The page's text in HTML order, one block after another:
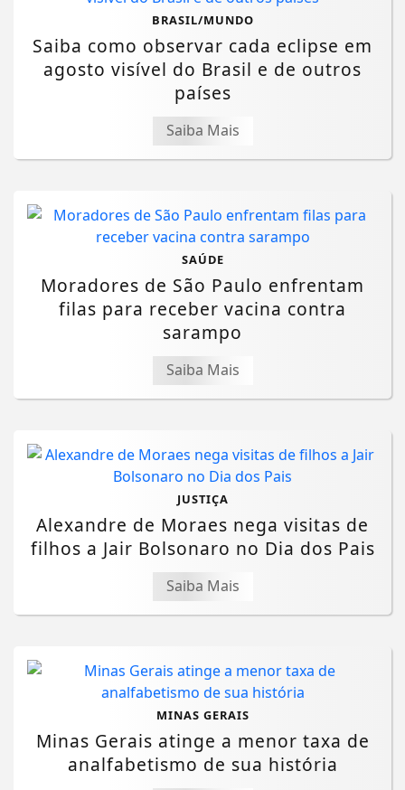
BRASIL/MUNDO
Saiba como observar cada eclipse em
agosto visível do Brasil e de outros
países
Saiba Mais
SAÚDE
Moradores de São Paulo enfrentam
filas para receber vacina contra
sarampo
Saiba Mais
JUSTIÇA
Alexandre de Moraes nega visitas de
filhos a Jair Bolsonaro no Dia dos Pais
Saiba Mais
MINAS GERAIS
Minas Gerais atinge a menor taxa de
analfabetismo de sua história